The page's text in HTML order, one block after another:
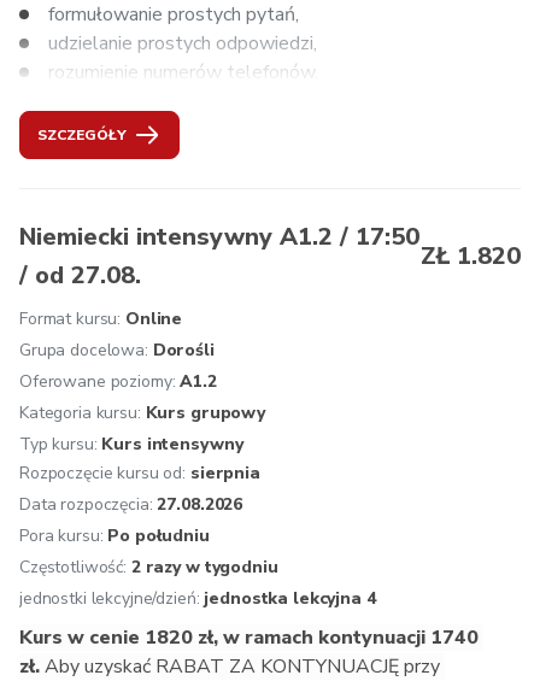
formułowanie prostych pytań,
udzielanie prostych odpowiedzi,
rozumienie numerów telefonów,
zamawianie potraw,
opisywanie rodziny i przyjaciół, o
Zalecana kontynuacja:
Niemiecki A1.2. Następnie mogą
Państwo też przystąpić do egzaminu ÖSD A1.
Oferujemy: osobistą konsultację przed rozpoczęciem
kursu, zakwalifikowanie na odpowiedni poziom, jednolity
program nauczania zgodny z wytycznymi Europejskiego
Systemu Opisu Kształcenia Językowego, naukę
prowadzoną przez doświadczonych i kompetentnych
lektorów, atmosferę inspirującą do nauki, multimedialne
podręczniki i aplikacje, aktualne materiały dydaktyczne z
Austrii, wgląd w życie w krajach niemieckojęzycznych,
bezpłatne konsultacje dotyczące uczenia się dla naszych
kursantów, znormalizowane testy końcowe, na życzenie
przygotowanie do certyfikatu ÖSD.
SZCZEGÓŁY
Niemiecki intensywny A1.2 / 17:50
/ od 27.08.
ZŁ 1.820
Format kursu: Online
Grupa docelowa: Dorośli
Oferowane poziomy:A1.2
Kategoria kursu: Kurs grupowy
Typ kursu: Kurs intensywny
Rozpoczęcie kursu od: sierpnia
Data rozpoczęcia:27.08.2026
Pora kursu: Po południu
Częstotliwość: 2 razy w tygodniu
jednostki lekcyjne/dzień: jednostka lekcyjna 4
Kurs w cenie 1820 zł, w ramach kontynuacji 1740
zł. Aby uzyskać RABAT ZA KONTYNUACJĘ przy